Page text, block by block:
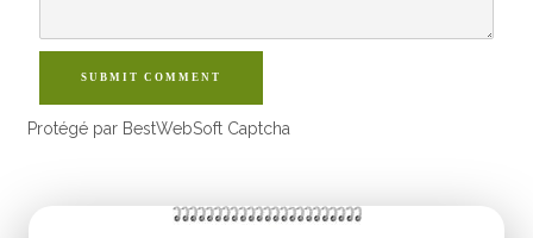
SUBMIT COMMENT
Protégé par BestWebSoft Captcha